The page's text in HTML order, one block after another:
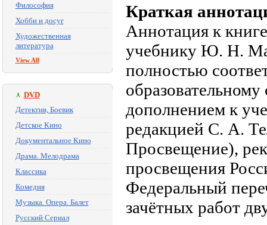
Философия
Хобби и досуг
Художественная
литература
View All
DVD
Детектив, Боевик
Детское Кино
Документальное Кино
Драма. Мелодрама
Классика
Комедия
Музыка. Опера. Балет
Русский Сериал
Краткая
Аннотация к
учебнику Ю. Н.
полностью
дополнением к
редакцией С. А.
Просвещение),
просвещения
Федеральный
зачётных работ